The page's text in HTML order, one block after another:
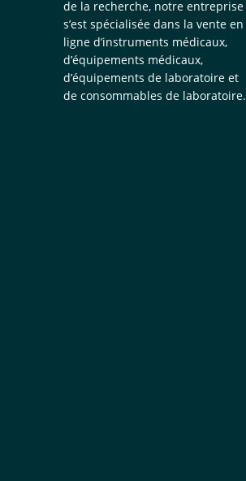
de la recherche, notre entreprise
s’est spécialisée dans la vente en
ligne d’instruments médicaux,
d’équipements médicaux,
d’équipements de laboratoire et
de consommables de laboratoire.